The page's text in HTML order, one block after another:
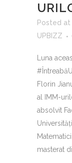
Posted at
UPBIZZ
Luna
Florin
al IMM-
absolvit
masterat